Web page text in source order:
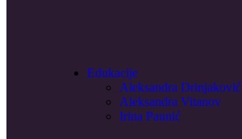
Edukacije
Aleksandra Drinjaković
Aleksandra Vitanov
Irina Paunić